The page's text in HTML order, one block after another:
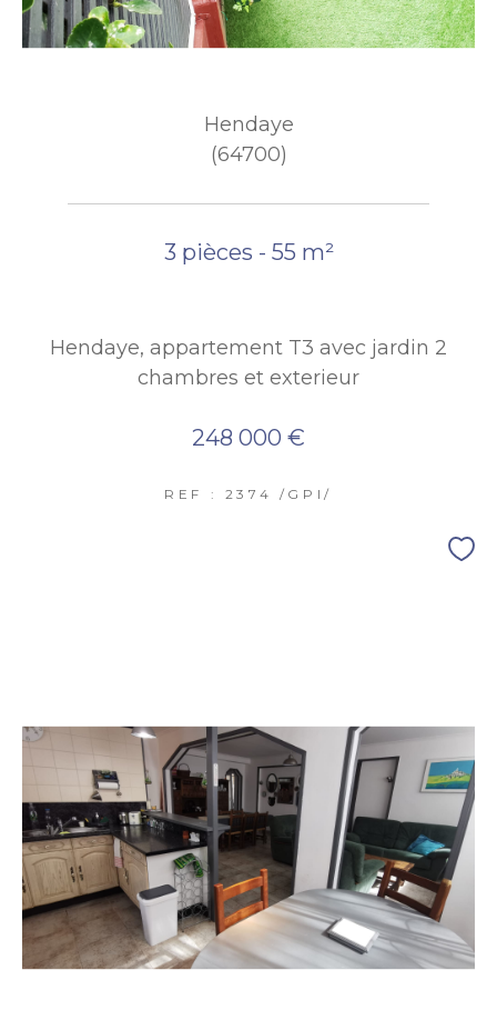
Hendaye
(64700)
3 pièces - 55 m²
Hendaye, appartement T3 avec jardin 2
chambres et exterieur
248 000 €
REF : 2374 /GPI/